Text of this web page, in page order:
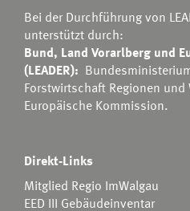
Bei der Durchführung von
unterstützt durch:
Bund, Land Vorarlberg und
(LEADER):
Forstwirtschaft Regionen
Europäische Kommission.
Direkt-Links
Mitglied Regio ImWalgau
EED III Gebäudeinventar